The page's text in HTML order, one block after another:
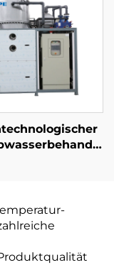
Vakuum